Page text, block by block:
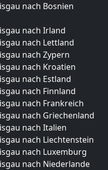
nach Bosnien
nach Irland
nach Lettland
nach Zypern
nach Kroatien
nach Estland
nach Finnland
nach Frankreich
nach Griechenland
nach Italien
nach Liechtenstein
nach Luxemburg
nach Niederlande